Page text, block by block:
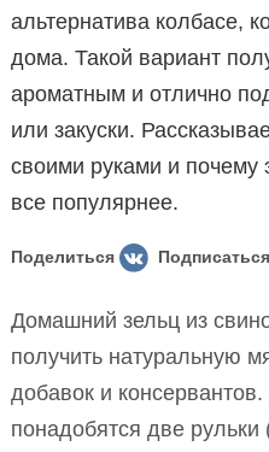
альтернатива колбасе,
дома. Такой вариант
ароматным и отлично
или закуски.
своими руками и почему
все популярнее.
Поделиться Подписаться
Домашний зельц из
получить натуральную
добавок и
понадобятся две рульки